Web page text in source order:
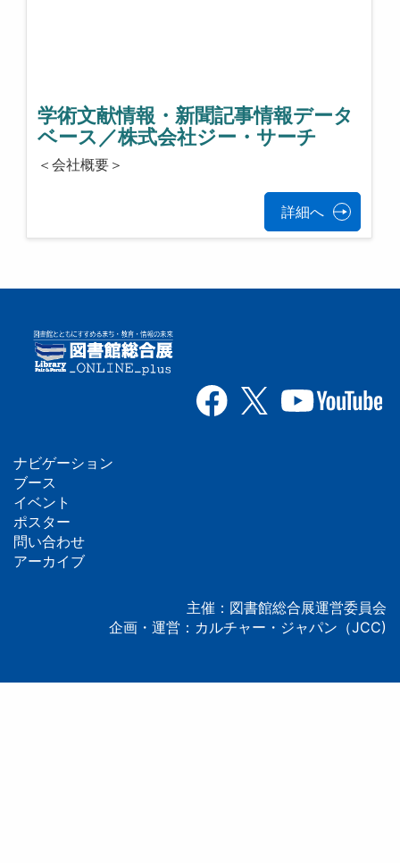
学術文献情報・新聞記事情報データ
ベース／株式会社ジー・サーチ
＜会社概要＞
詳細へ
フ
ッ
タ
ナビゲーション
ブース
イベント
ポスター
問い合わせ
アーカイブ
主催：図書館総合展運営委員会
企画・運営：カルチャー・ジャパン（JCC)